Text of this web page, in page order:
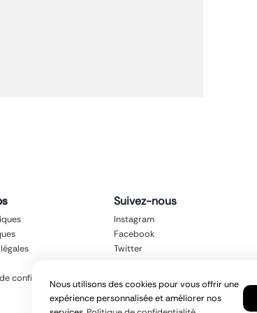
confidentialité
Suivez-nous
Instagram
Facebook
Twitter
Nous utilisons des cookies pour vous offrir une
expérience personnalisée et améliorer nos